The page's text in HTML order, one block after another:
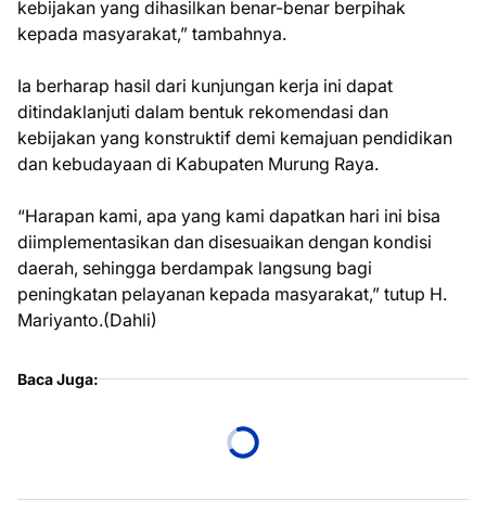
kebijakan yang dihasilkan benar-benar berpihak
kepada masyarakat,” tambahnya.
Ia berharap hasil dari kunjungan kerja ini dapat
ditindaklanjuti dalam bentuk rekomendasi dan
kebijakan yang konstruktif demi kemajuan pendidikan
dan kebudayaan di Kabupaten Murung Raya.
“Harapan kami, apa yang kami dapatkan hari ini bisa
diimplementasikan dan disesuaikan dengan kondisi
daerah, sehingga berdampak langsung bagi
peningkatan pelayanan kepada masyarakat,” tutup H.
Mariyanto.(Dahli)
Baca Juga: